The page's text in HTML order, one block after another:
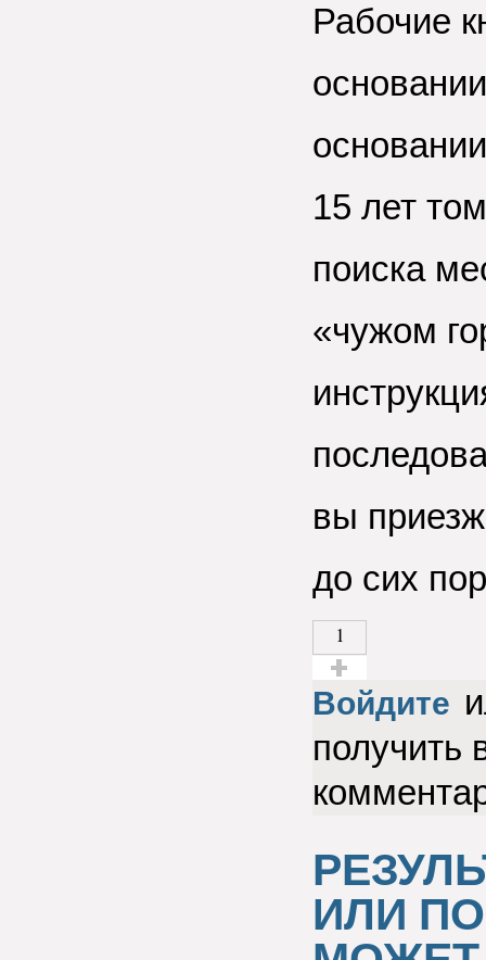
Рабочие
15 лет
поиска
«чужом
вы
до сих
1
Голос за!
Войдите
получить
ИЛИ